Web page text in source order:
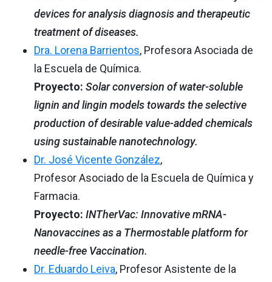
devices for analysis diagnosis and therapeutic
treatment of diseases.
Dra. Lorena Barrientos, Profesora Asociada de
la Escuela de Química.
Proyecto: Solar conversion of water-soluble
lignin and lingin models towards the selective
production of desirable value-added chemicals
using sustainable nanotechnology.
Dr. José Vicente González,
Profesor Asociado de la Escuela de Química y
Farmacia.
Proyecto: INTherVac: Innovative mRNA-
Nanovaccines as a Thermostable platform for
needle-free Vaccination.
Dr. Eduardo Leiva, Profesor Asistente de la